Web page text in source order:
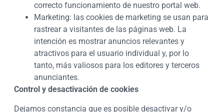
correcto funcionamiento de nuestro portal web.
Marketing: las cookies de marketing se usan para
rastrear a visitantes de las páginas web. La
intención es mostrar anuncios relevantes y
atractivos para el usuario individual y, por lo
tanto, más valiosos para los editores y terceros
anunciantes.
Control y desactivación de cookies
Dejamos constancia que es posible desactivar y/o